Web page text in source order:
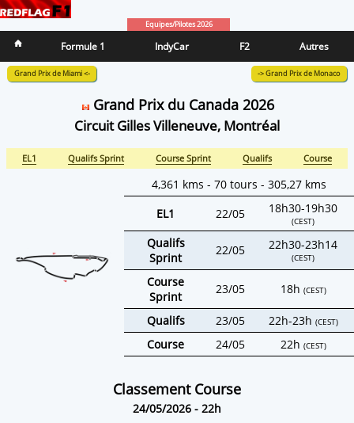
Equipes/Pilotes 2026
Formule 1 IndyCar F2 Autres
Grand Prix de Miami <- -> Grand Prix de Monaco
Grand Prix du Canada 2026
Circuit Gilles Villeneuve, Montréal
EL1 Qualifs Sprint Course Sprint Qualifs Course
4,361 kms - 70 tours - 305,27 kms
EL1
22/05 18h30-19h30
(CEST)
Qualifs
Sprint
22/05 22h30-23h14
(CEST)
Course
Sprint
23/05 18h (CEST)
Qualifs 23/05 22h-23h (CEST)
Course 24/05 22h (CEST)
Classement Course
24/05/2026 - 22h